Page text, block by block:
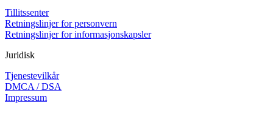
Tillitssenter
Retningslinjer for personvern
Retningslinjer for informasjonskapsler
Juridisk
Tjenestevilkår
DMCA / DSA
Impressum